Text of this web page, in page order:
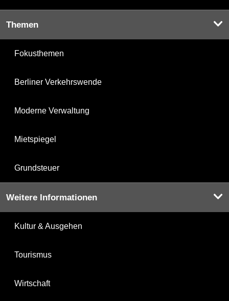
Themen
Fokusthemen
Berliner Verkehrswende
Moderne Verwaltung
Mietspiegel
Grundsteuer
Weitere Informationen
Kultur & Ausgehen
Tourismus
Wirtschaft